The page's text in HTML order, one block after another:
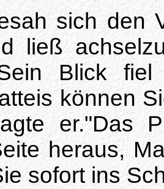
sich den
ließ
Blick fiel
können
er."Das
heraus,
sofort ins